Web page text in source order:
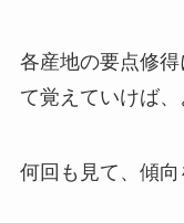
各産地の要点修
て覚えていけば、
何回も見て、傾向